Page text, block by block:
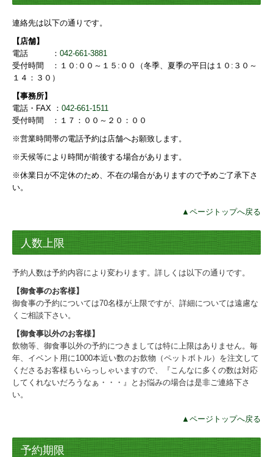
連絡先は以下の通りです。
【店舗】
電話 ： 042-661-3881
受付時間 ：１０:００～１５:００（冬季、夏季の平日は１０:３０～
１４：３０）
【事務所】
電話・FAX ： 042-661-1511
受付時間 ：１７：００～２０：００
※営業時間帯の電話予約は店舗へお願致します。
※天候等により時間が前後する場合があります。
※休業日が不定休のため、不在の場合がありますので予めご了承下さ
い。
▲ページトップへ戻る
人数上限
予約人数は予約内容により変わります。詳しくは以下の通りです。
【御食事のお客様】
御食事の予約については70名様が上限ですが、詳細については遠慮な
くご相談下さい。
【御食事以外のお客様】
飲物等、御食事以外の予約につきましては特に上限はありません。毎
年、イベント用に1000本近い数のお飲物（ペットボトル）を注文して
くださるお客様もいらっしゃいますので、『こんなに多くの数は対応
してくれないだろうなぁ・・・』とお悩みの場合は是非ご連絡下さ
い。
▲ページトップへ戻る
予約期限